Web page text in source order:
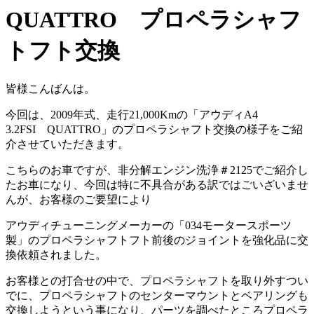
QUATTRO プロペラシャフ
トフト交換
皆様こんばんは。
今回は、2009年式、走行21,000Kmの「アウディA4
3.2FSI QUATTRO」のプロペラシャフト交換の様子をご紹
介させていただきます。
こちらのお車ですが、非分解エンジン洗浄＃2125でご紹介し
たお車になり、今回は特に不具合がある訳ではごいざいませ
んが、お客様のご要望により
アウディチューニングメーカーの「034モータースポーツ
製」のプロペラシャフトフト前後のジョイントを強化品に交
換依頼されました。
お客様との打合せの中で、プロペラシャフトを取り外すつい
でに、プロペラシャフトのセンターマウントとベアリングも
交換しようという事になり、パーツを調べたところプロペラ